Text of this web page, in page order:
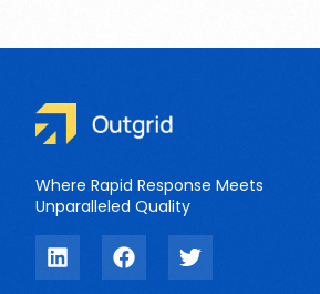
Where Rapid Response Meets
Unparalleled Quality